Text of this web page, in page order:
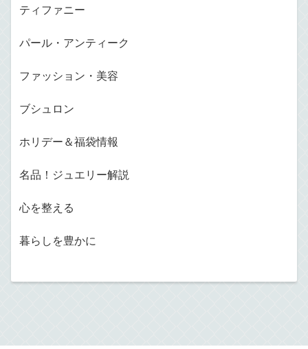
ティファニー
パール・アンティーク
ファッション・美容
ブシュロン
ホリデー＆福袋情報
名品！ジュエリー解説
心を整える
暮らしを豊かに